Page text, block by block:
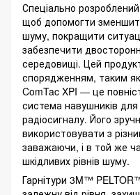
Спеціально
щоб допомогти
шуму, покращити
забезпечити
середовищі. Цей
спорядженням, таким
ComTac XPI — це
система навушників
радіосигналу. Його
використовувати з
заважаючи, і в той же
шкідливих рівнів шуму.
Гарнітури 3M™